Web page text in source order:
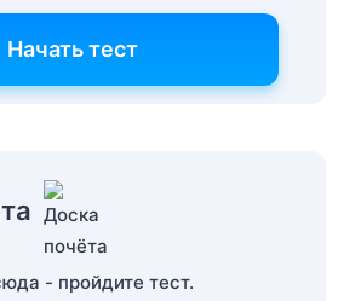
Начать тест
- пройдите тест.